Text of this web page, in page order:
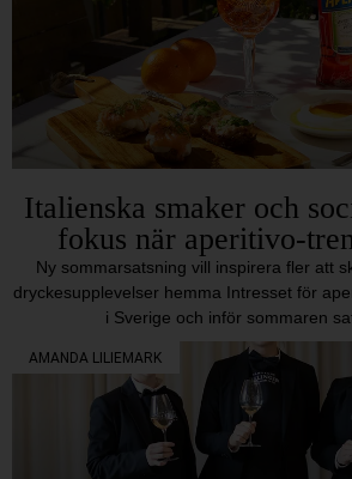
Italienska smaker och
fokus när aperitivo-
Ny sommarsatsning vill inspirera fler att
dryckesupplevelser hemma Intresset för
i Sverige och inför sommaren
AMANDA LILIEMARK